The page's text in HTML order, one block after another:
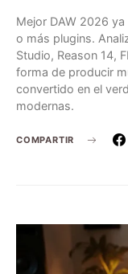
Mejor DAW 2026
o más plugins.
Studio, Reason 14,
forma de producir
convertido en el
modernas.
COMPARTIR